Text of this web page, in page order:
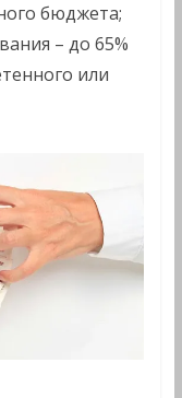
бюджета;
– до 65%
или